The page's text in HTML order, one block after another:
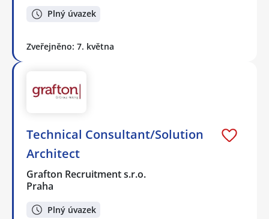
Plný úvazek
Zveřejněno: 7. května
Technical Consultant/Solution
Architect
Grafton Recruitment s.r.o.
Praha
Plný úvazek